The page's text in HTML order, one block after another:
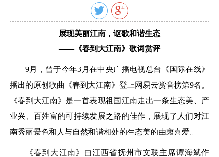
展现美丽江南，讴歌和谐生态
——《春到大江南》歌词赏评
9月，曾于今年3月在中央广播电视总台《国际在线》
播出的原创歌曲《春到大江南》登上网易云赏音榜第9名。
《春到大江南》是一首表现祖国江南走出一条生态美、产
业兴、百姓富的可持续发展之路的佳作，展现了人们对江
南秀丽景色和人与自然和谐相处的生态美的由衷喜爱。
《春到大江南》由江西省抚州市文联主席谭海斌作